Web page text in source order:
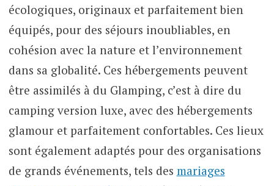
écologiques, originaux et parfaitement bien
équipés, pour des séjours inoubliables, en
cohésion avec la nature et l’environnement
dans sa globalité. Ces hébergements peuvent
être assimilés à du Glamping, c’est à dire du
camping version luxe, avec des hébergements
glamour et parfaitement confortables. Ces lieux
sont également adaptés pour des organisations
de grands événements, tels des mariages